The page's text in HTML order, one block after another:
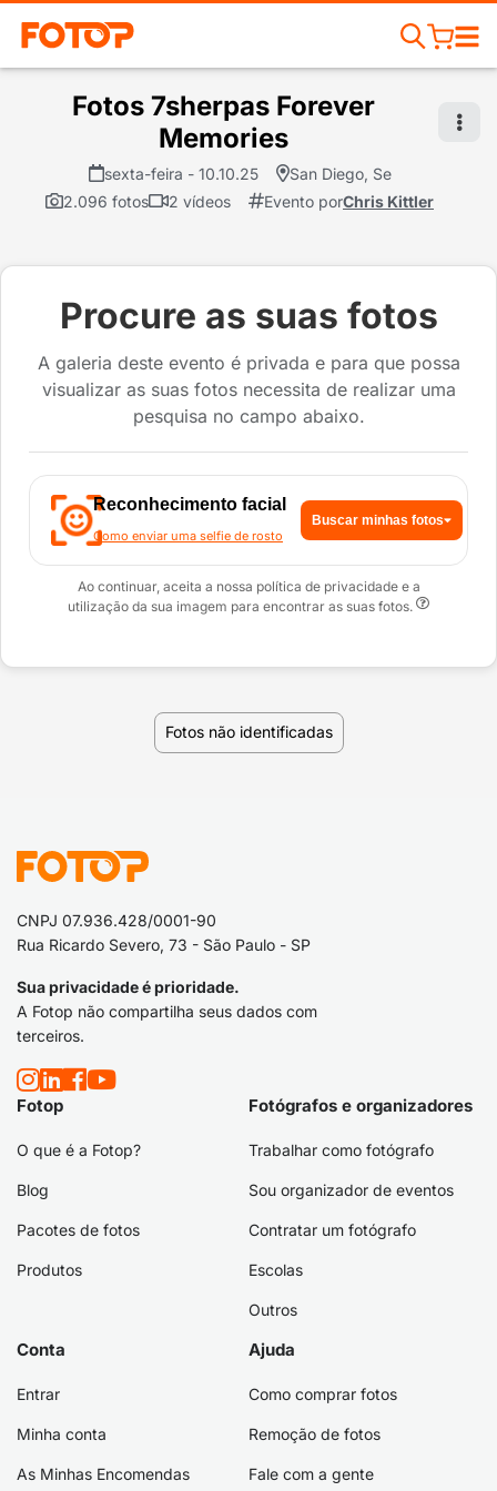
Fotos 7sherpas Forever
Memories
sexta-feira - 10.10.25
San Diego, Se
2.096 fotos
2 vídeos Evento porChris Kittler
Procure as suas fotos
A galeria deste evento é privada e para que possa
visualizar as suas fotos necessita de realizar uma
pesquisa no campo abaixo.
Reconhecimento facial
Como enviar uma selfie de rosto
Buscar minhas fotos
Ao continuar, aceita a nossa política de privacidade e a
utilização da sua imagem para encontrar as suas fotos.
Fotos não identificadas
CNPJ 07.936.428/0001-90
Rua Ricardo Severo, 73 - São Paulo - SP
Sua privacidade é prioridade.
A Fotop não compartilha seus dados com
terceiros.
Fotop
O que é a Fotop?
Blog
Pacotes de fotos
Produtos
Fotógrafos e organizadores
Trabalhar como fotógrafo
Sou organizador de eventos
Contratar um fotógrafo
Escolas
Outros
Conta
Entrar
Minha conta
As Minhas Encomendas
Ajuda
Como comprar fotos
Remoção de fotos
Fale com a gente